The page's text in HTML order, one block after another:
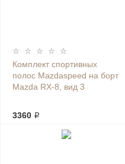
Комплект спортивных
полос Mazdaspeed на борт
Mazda RX-8, вид 3
3360 ₽